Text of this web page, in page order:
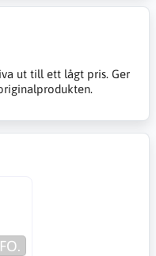
ut till ett lågt pris. Ger